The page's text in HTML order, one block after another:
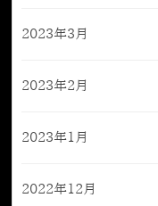
2023年3月
2023年2月
2023年1月
2022年12月